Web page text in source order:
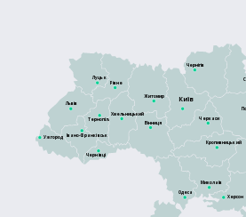
Луцьк
Київ
Житомир
Тернопіль
Рівне
Львів
Кропивницький
Черкаси
Чернігів
Херсон
Ужгород
Чернівці
Вінниця
Хмельницький
Івано-Франківськ
Миколаїв
Одеса